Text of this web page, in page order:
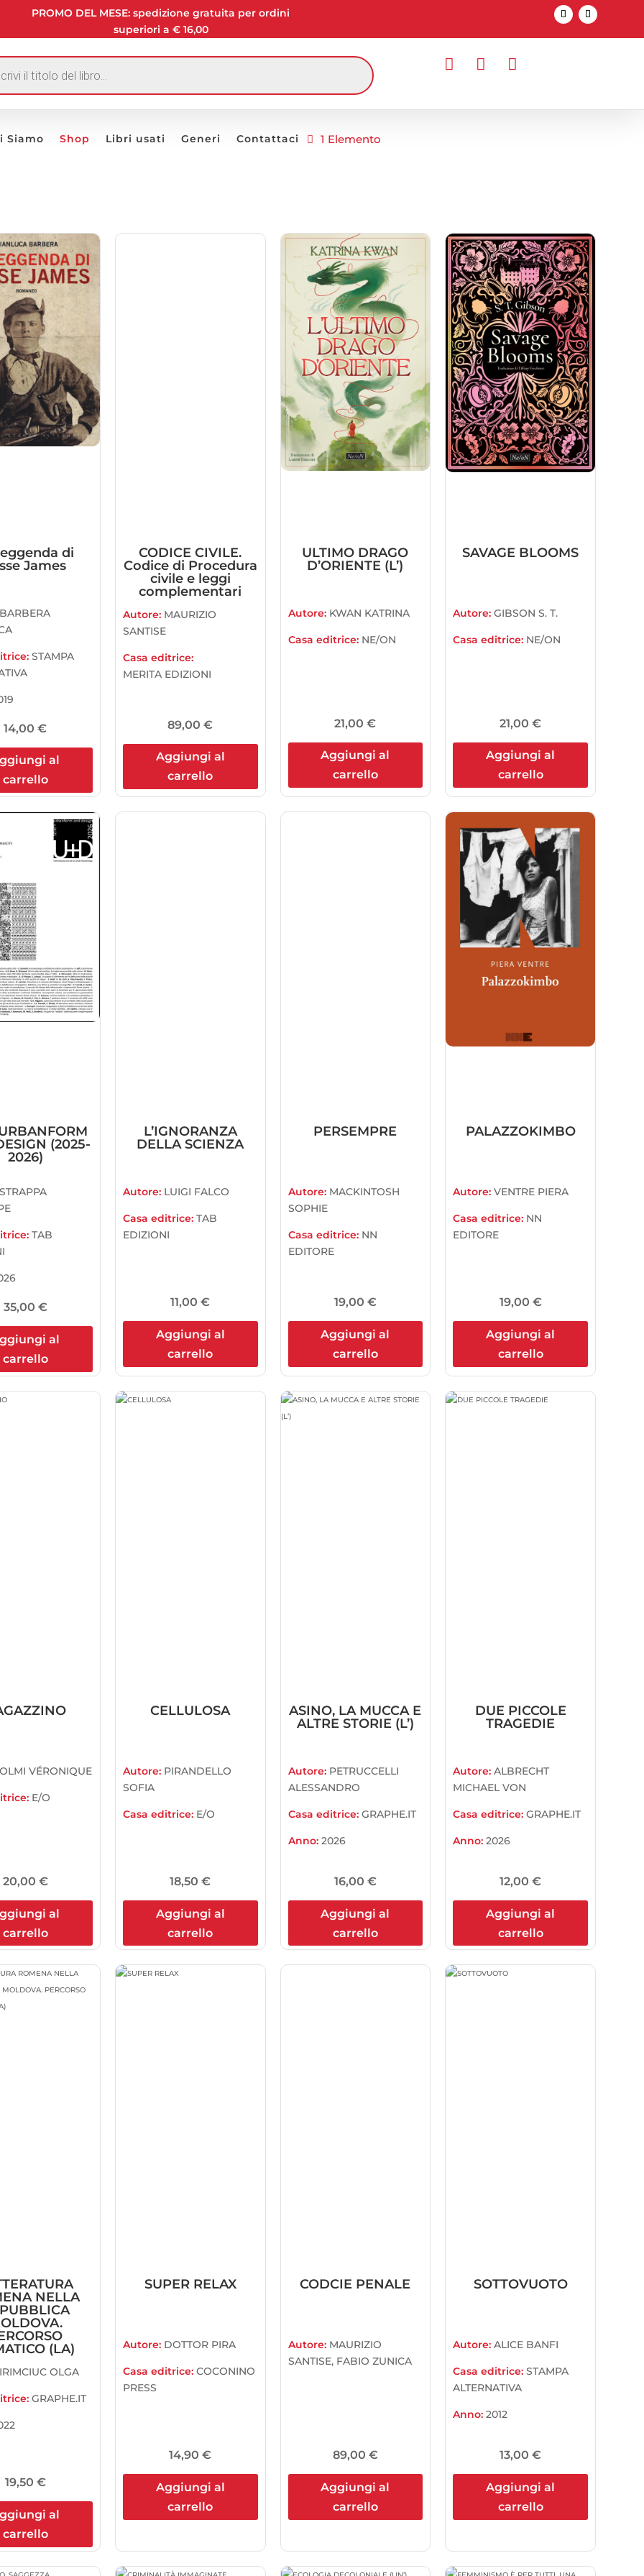
PROMO DEL MESE: spedizione gratuita per ordini
superiori a € 16,00
  
Siamo Shop Libri usati Generi Contattaci 1 Elemento
di
James
STAMPA
14,00€
al
carrello
CODICE CIVILE.
Codice di Procedura
civile e leggi
complementari
Autore: MAURIZIO
SANTISE
Casa editrice:
MERITA EDIZIONI
89,00€
Aggiungi al
carrello
ULTIMO DRAGO
D’ORIENTE (L’)
Autore: KWAN KATRINA
Casa editrice: NE/ON
21,00€
Aggiungi al
carrello
SAVAGE BLOOMS
Autore:GIBSON S. T.
Casa editrice: NE/ON
21,00 €
Aggiungi al
carrello
(2025-
2026)
TAB
35,00 €
al
carrello
L’IGNORANZA
DELLA SCIENZA
Autore: LUIGI FALCO
Casa editrice:TAB
EDIZIONI
11,00€
Aggiungi al
carrello
PERSEMPRE
Autore: MACKINTOSH
SOPHIE
Casa editrice: NN
EDITORE
19,00 €
Aggiungi al
carrello
PALAZZOKIMBO
Autore:VENTRE PIERA
Casa editrice: NN
EDITORE
19,00 €
Aggiungi al
carrello
VÉRONIQUE
E/O
20,00 €
al
carrello
CELLULOSA
Autore: PIRANDELLO
SOFIA
Casa editrice: E/O
18,50€
Aggiungi al
carrello
ASINO, LA MUCCA E
ALTRE STORIE (L’)
Autore: PETRUCCELLI
ALESSANDRO
Casa editrice: GRAPHE.IT
Anno: 2026
16,00 €
Aggiungi al
carrello
DUE PICCOLE
TRAGEDIE
Autore:ALBRECHT
MICHAEL VON
Casa editrice:GRAPHE.IT
Anno:2026
12,00 €
Aggiungi al
carrello
NELLA
(LA)
OLGA
GRAPHE.IT
19,50 €
al
carrello
SUPER RELAX
Autore: DOTTOR PIRA
Casa editrice:COCONINO
PRESS
14,90€
Aggiungi al
carrello
CODCIE PENALE
Autore: MAURIZIO
SANTISE, FABIO ZUNICA
89,00 €
Aggiungi al
carrello
SOTTOVUOTO
Autore:ALICE BANFI
Casa editrice:STAMPA
ALTERNATIVA
Anno:2012
13,00 €
Aggiungi al
carrello